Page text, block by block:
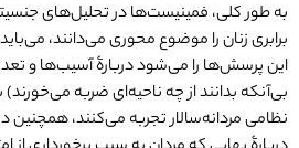
به طور کلی، فمینیست‌ها در تحلیل‌های
برابری زنان را موضوع محوری می‌دانند،
این پرسش‌ها را می‌شود دربارۀ آسیب‌ها و
بی‌آنکه بدانند از چه ناحیه‌ای ضربه
نظامی مردانه‌سالار تجربه می‌کنند، همچنین